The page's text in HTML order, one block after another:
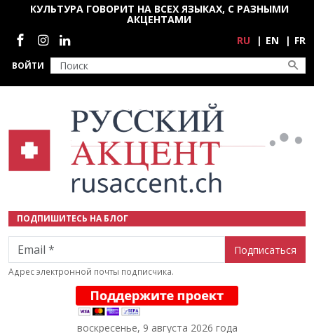
Перейти к основному содержанию
ВОЙТИ
КУЛЬТУРА ГОВОРИТ НА ВСЕХ ЯЗЫКАХ, С РАЗНЫМИ
АКЦЕНТАМИ
Социальные сети
RU EN FR
ПОДПИШИТЕСЬ НА БЛОГ
Email
Адрес электронной почты подписчика.
воскресенье, 9 августа 2026 года